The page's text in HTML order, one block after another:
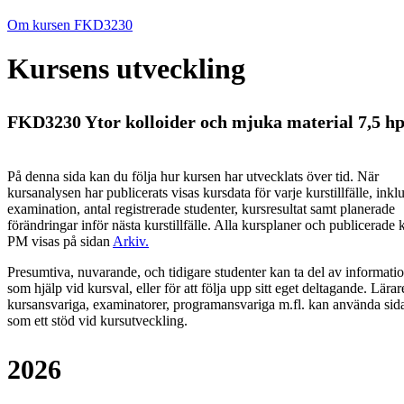
Om kursen FKD3230
Kursens utveckling
FKD3230 Ytor kolloider och mjuka material 7,5 hp
På denna sida kan du följa hur kursen har utvecklats över tid. När
kursanalysen har publicerats visas kursdata för varje kurstillfälle,
examination, antal registrerade studenter, kursresultat samt planerade
förändringar inför nästa kurstillfälle. Alla kursplaner och publicerade
PM visas på sidan Arkiv.
Presumtiva, nuvarande, och tidigare studenter kan ta del av
som hjälp vid kursval, eller för att följa upp sitt eget deltagande.
kursansvariga, examinatorer, programansvariga m.fl. kan använda
som ett stöd vid kursutveckling.
2026